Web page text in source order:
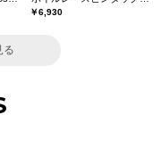
￥6,930
る